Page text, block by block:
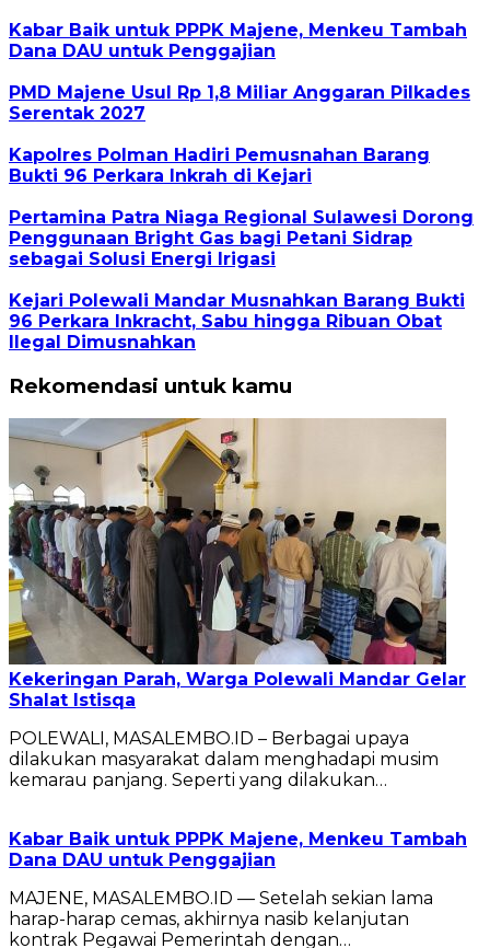
Kabar Baik untuk PPPK Majene, Menkeu Tambah
Dana DAU untuk Penggajian
PMD Majene Usul Rp 1,8 Miliar Anggaran Pilkades
Serentak 2027
Kapolres Polman Hadiri Pemusnahan Barang
Bukti 96 Perkara Inkrah di Kejari
Pertamina Patra Niaga Regional Sulawesi Dorong
Penggunaan Bright Gas bagi Petani Sidrap
sebagai Solusi Energi Irigasi
Kejari Polewali Mandar Musnahkan Barang Bukti
96 Perkara Inkracht, Sabu hingga Ribuan Obat
Ilegal Dimusnahkan
Rekomendasi untuk kamu
Kekeringan Parah, Warga Polewali Mandar Gelar
Shalat Istisqa
POLEWALI, MASALEMBO.ID – Berbagai upaya
dilakukan masyarakat dalam menghadapi musim
kemarau panjang. Seperti yang dilakukan…
Kabar Baik untuk PPPK Majene, Menkeu Tambah
Dana DAU untuk Penggajian
MAJENE, MASALEMBO.ID — Setelah sekian lama
harap-harap cemas, akhirnya nasib kelanjutan
kontrak Pegawai Pemerintah dengan…